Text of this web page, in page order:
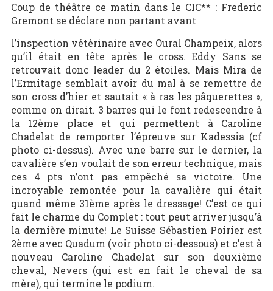
Coup de théâtre ce matin dans le CIC** : Frederic
Gremont se déclare non partant avant
l’inspection vétérinaire avec Oural Champeix, alors
qu’il était en tête après le cross. Eddy Sans se
retrouvait donc leader du 2 étoiles. Mais Mira de
l’Ermitage semblait avoir du mal à se remettre de
son cross d’hier et sautait « à ras les pâquerettes »,
comme on dirait. 3 barres qui le font redescendre à
la 12ème place et qui permettent à Caroline
Chadelat de remporter l’épreuve sur Kadessia (cf
photo ci-dessus). Avec une barre sur le dernier, la
cavalière s’en voulait de son erreur technique, mais
ces 4 pts n’ont pas empêché sa victoire. Une
incroyable remontée pour la cavalière qui était
quand même 31ème après le dressage! C’est ce qui
fait le charme du Complet : tout peut arriver jusqu’à
la dernière minute! Le Suisse Sébastien Poirier est
2ème avec Quadum (voir photo ci-dessous) et c’est à
nouveau Caroline Chadelat sur son deuxième
cheval, Nevers (qui est en fait le cheval de sa
mère), qui termine le podium.